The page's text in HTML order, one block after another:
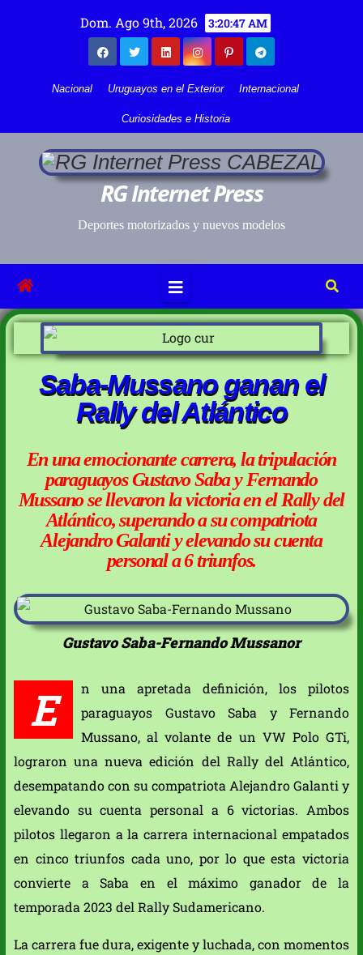
Dom. Ago 9th, 2026 3:20:47 AM
Nacional Uruguayos en el Exterior Internacional
Curiosidades e Historia
RG Internet Press
Deportes motorizados y nuevos modelos
Saba-Mussano ganan el
Rally del Atlántico
En una emocionante carrera, la tripulación
paraguayos Gustavo Saba y Fernando
Mussano se llevaron la victoria en el Rally del
Atlántico, superando a su compatriota
Alejandro Galanti y elevando su cuenta
personal a 6 triunfos.
Gustavo Saba-Fernando Mussanor
E
n una apretada definición, los pilotos
paraguayos Gustavo Saba y Fernando
Mussano, al volante de un VW Polo GTi,
lograron una nueva edición del Rally del Atlántico,
desempatando con su compatriota Alejandro Galanti y
elevando su cuenta personal a 6 victorias. Ambos
pilotos llegaron a la carrera internacional empatados
en cinco triunfos cada uno, por lo que esta victoria
convierte a Saba en el máximo ganador de la
temporada 2023 del Rally Sudamericano.
La carrera fue dura, exigente y luchada, con momentos